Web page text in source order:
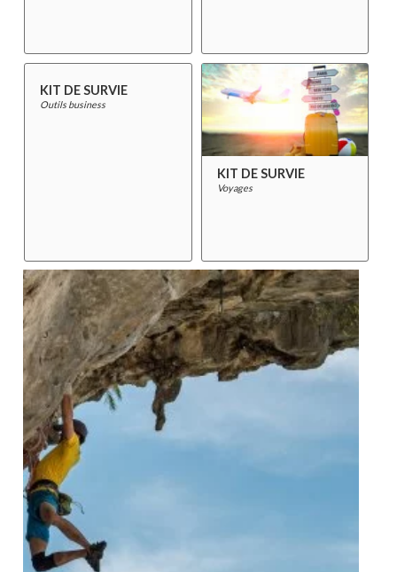
KIT DE SURVIE
Outils business
KIT DE SURVIE
Voyages